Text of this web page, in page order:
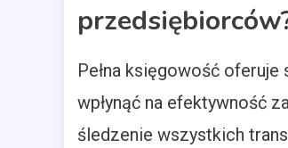
Pełna księgowość
wpłynąć na efektywność
śledzenie wszystkich